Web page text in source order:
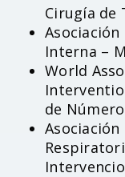
Cirugía de
Interna –
World
de Número
Asociación